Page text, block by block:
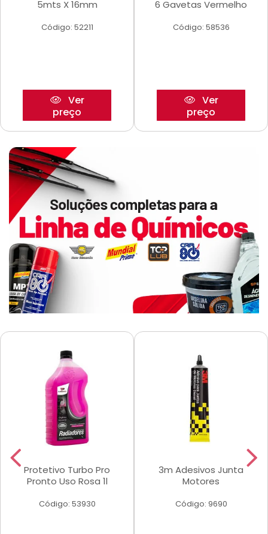
5mts X 16mm
Código: 52211
Ver
preço
6 Gavetas Vermelho
Código: 58536
Ver
preço
Protetivo Turbo Pro
Pronto Uso Rosa 1l
Código: 53930
3m Adesivos Junta
Motores
Código: 9690